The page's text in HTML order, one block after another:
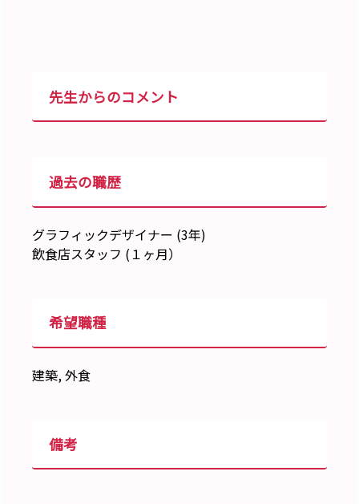
先生からのコメント
過去の職歴
グラフィックデザイナー (3年)
飲食店スタッフ (１ヶ月）
希望職種
建築, 外食
備考